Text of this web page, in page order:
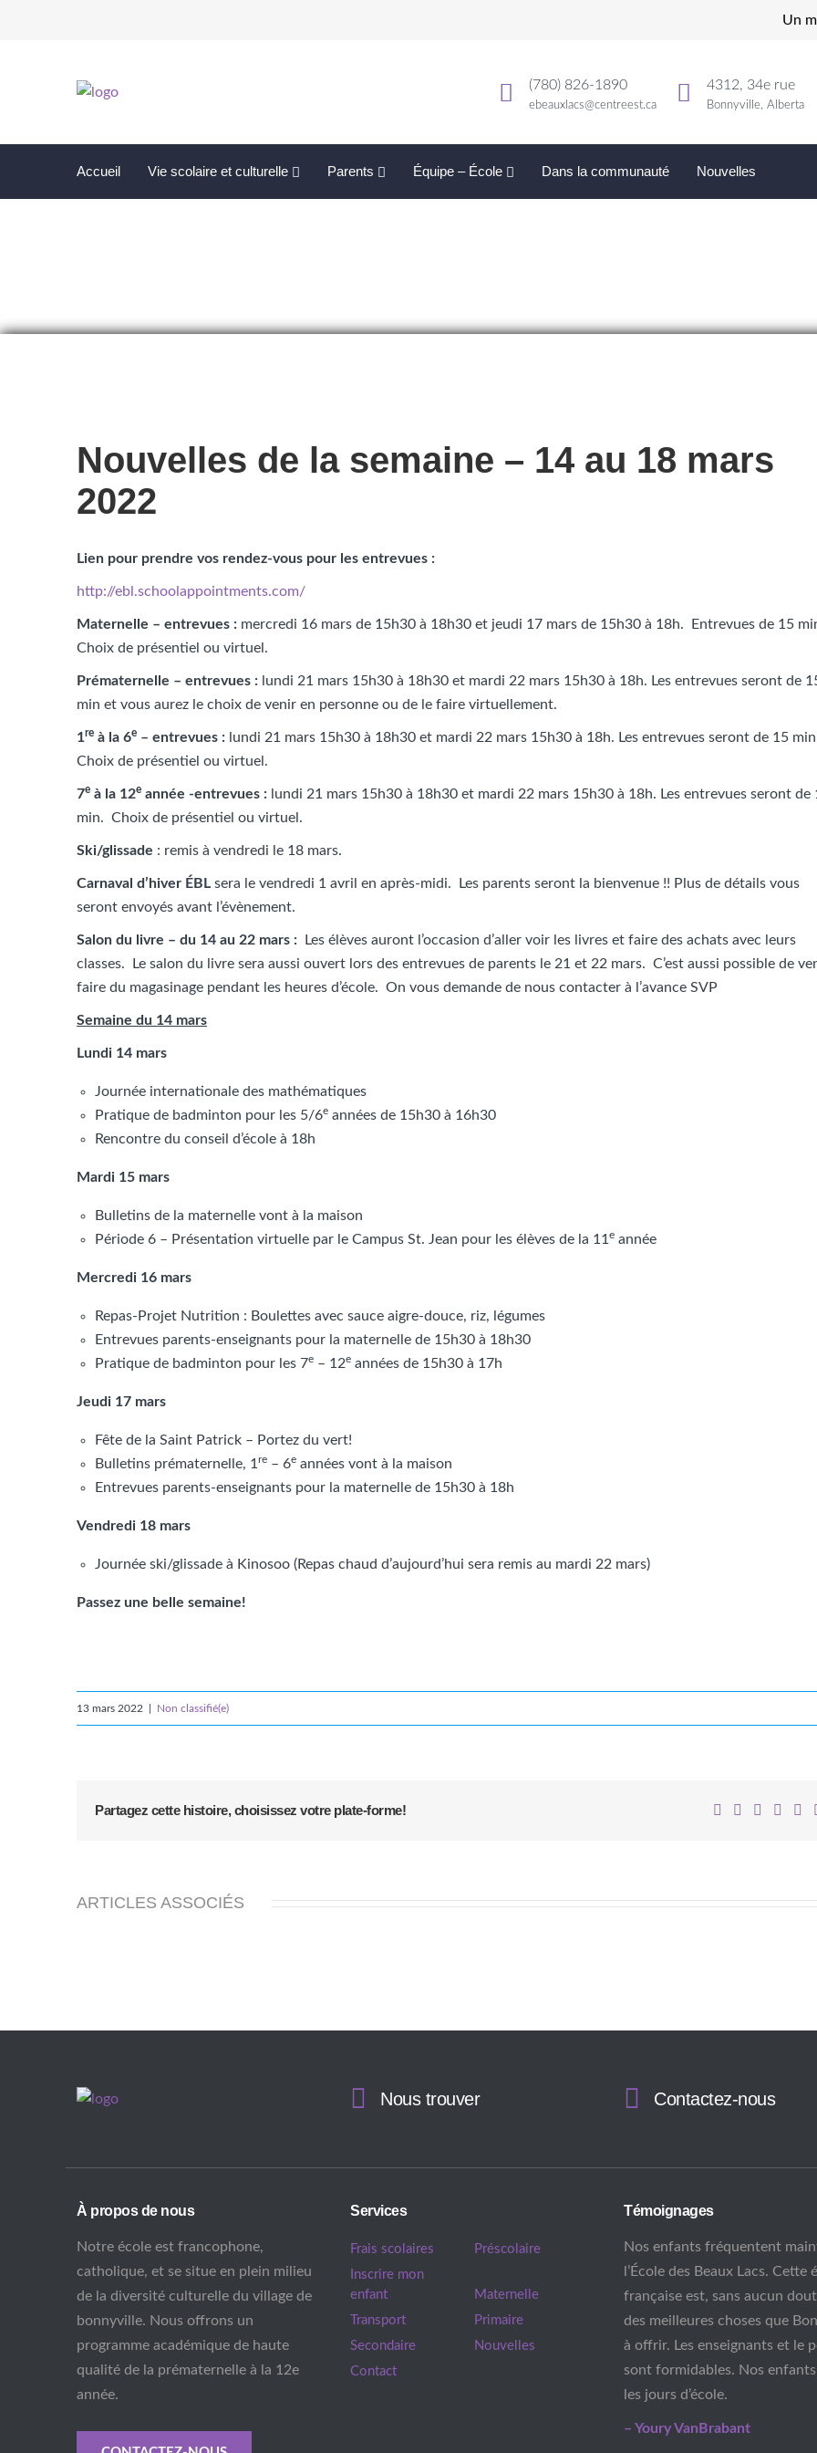
Un
(780) 826-1890
ebeauxlacs@centreest.ca
4312, 34e rue
Bonnyville, Alberta
Accueil Vie scolaire et culturelle Parents Équipe – École Dans la communauté Nouvelles
Nouvelles de la semaine – 14 au 18 mars
2022
Lien pour prendre vos rendez-vous pour les entrevues :
http://ebl.schoolappointments.com/
Maternelle – entrevues : mercredi 16 mars de 15h30 à 18h30 et jeudi 17 mars de 15h30 à 18h. Entrevues de 15
Choix de présentiel ou virtuel.
Prématernelle – entrevues : lundi 21 mars 15h30 à 18h30 et mardi 22 mars 15h30 à 18h. Les entrevues seront de
min et vous aurez le choix de venir en personne ou de le faire virtuellement.
1re à la 6e – entrevues : lundi 21 mars 15h30 à 18h30 et mardi 22 mars 15h30 à 18h. Les entrevues seront de 15
Choix de présentiel ou virtuel.
7e à la 12e année -entrevues : lundi 21 mars 15h30 à 18h30 et mardi 22 mars 15h30 à 18h. Les entrevues seront de
min. Choix de présentiel ou virtuel.
Ski/glissade : remis à vendredi le 18 mars.
Carnaval d’hiver ÉBL sera le vendredi 1 avril en après-midi. Les parents seront la bienvenue !! Plus de détails vous
seront envoyés avant l’évènement.
Salon du livre – du 14 au 22 mars : Les élèves auront l’occasion d’aller voir les livres et faire des achats avec leurs
classes. Le salon du livre sera aussi ouvert lors des entrevues de parents le 21 et 22 mars. C’est aussi possible de
faire du magasinage pendant les heures d’école. On vous demande de nous contacter à l’avance SVP
Semaine du 14 mars
Lundi 14 mars
Journée internationale des mathématiques
Pratique de badminton pour les 5/6e années de 15h30 à 16h30
Rencontre du conseil d’école à 18h
Mardi 15 mars
Bulletins de la maternelle vont à la maison
Période 6 – Présentation virtuelle par le Campus St. Jean pour les élèves de la 11 e année
Mercredi 16 mars
Repas-Projet Nutrition : Boulettes avec sauce aigre-douce, riz, légumes
Entrevues parents-enseignants pour la maternelle de 15h30 à 18h30
Pratique de badminton pour les 7e – 12e années de 15h30 à 17h
Jeudi 17 mars
Fête de la Saint Patrick – Portez du vert!
Bulletins prématernelle, 1 re – 6e années vont à la maison
Entrevues parents-enseignants pour la maternelle de 15h30 à 18h
Vendredi 18 mars
Journée ski/glissade à Kinosoo (Repas chaud d’aujourd’hui sera remis au mardi 22 mars)
Passez une belle semaine!
13 mars 2022 Non classifié(e)
Partagez cette histoire, choisissez votre plate-forme!
ARTICLES ASSOCIÉS
Nous trouver Contactez-nous
À propos de nous
Notre école est francophone,
catholique, et se situe en plein milieu
de la diversité culturelle du village de
bonnyville. Nous offrons un
programme académique de haute
qualité de la prématernelle à la 12e
année.
Services
Frais scolaires
Préscolaire
Inscrire mon
enfant
Maternelle
Transport
Primaire
Secondaire
Nouvelles
Contact
Témoignages
Nos enfants fréquentent
l’École des Beaux Lacs. Cette
française est, sans aucun
des meilleures choses que
à offrir. Les enseignants et le
sont formidables. Nos
les jours d’école.
– Youry VanBrabant